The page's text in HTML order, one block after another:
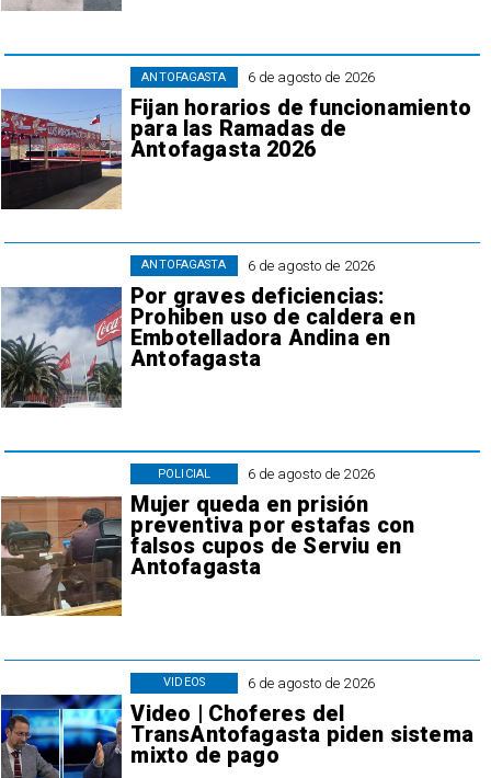
6 de agosto de 2026
Fijan horarios de funcionamiento
para las Ramadas de
Antofagasta 2026
ANTOFAGASTA
6 de agosto de 2026
Por graves deficiencias:
Prohiben uso de caldera en
Embotelladora Andina en
Antofagasta
ANTOFAGASTA
6 de agosto de 2026
Mujer queda en prisión
preventiva por estafas con
falsos cupos de Serviu en
Antofagasta
POLICIAL
6 de agosto de 2026
Video | Choferes del
TransAntofagasta piden sistema
mixto de pago
VIDEOS